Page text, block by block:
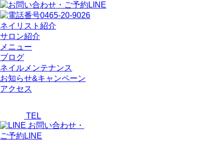
ネイリスト紹介
サロン紹介
メニュー
ブログ
ネイルメンテナンス
お知らせ&キャンペーン
アクセス
TEL
お問い合わせ・
ご予約LINE